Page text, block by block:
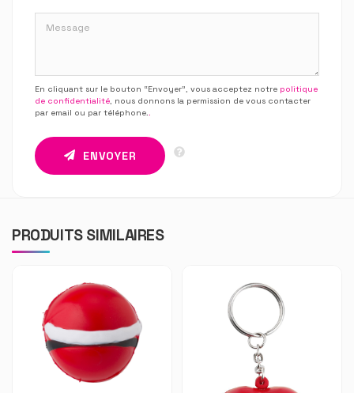
En cliquant sur le bouton “Envoyer”, vous acceptez notre politique
de confidentialité, nous donnons la permission de vous contacter
par email ou par téléphone..
ENVOYER
PRODUITS SIMILAIRES